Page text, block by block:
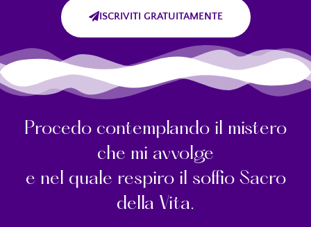
ISCRIVITI GRATUITAMENTE
Procedo contemplando il mistero
che mi avvolge
e nel quale respiro il soffio Sacro
della Vita.